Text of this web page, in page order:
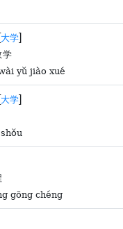
[大学]
学
yǔ jiào xué
[大学]
gōng chéng